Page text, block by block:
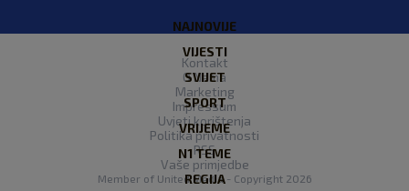
NAJNOVIJE
VIJESTI
SVIJET
SPORT
VRIJEME
N1 TEME
REGIJA
Kontakt
O Nama
Marketing
Impressum
Uvjeti korištenja
Politika privatnosti
RSS
Vaše primjedbe
Member of United Media- Copyright 2026